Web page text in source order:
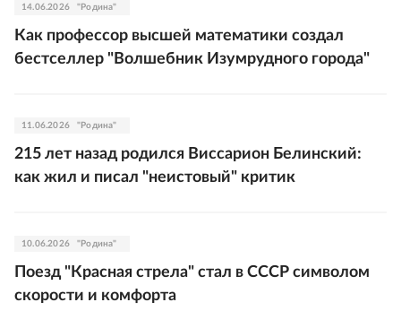
14.06.2026 "Родина"
Как профессор высшей математики создал
бестселлер "Волшебник Изумрудного города"
11.06.2026 "Родина"
215 лет назад родился Виссарион Белинский:
как жил и писал "неистовый" критик
10.06.2026 "Родина"
Поезд "Красная стрела" стал в СССР символом
скорости и комфорта